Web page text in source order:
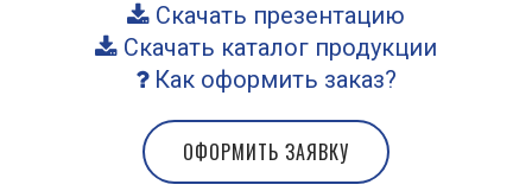
Скачать презентацию
Скачать каталог продукции
Как оформить заказ?
ОФОРМИТЬ ЗАЯВКУ